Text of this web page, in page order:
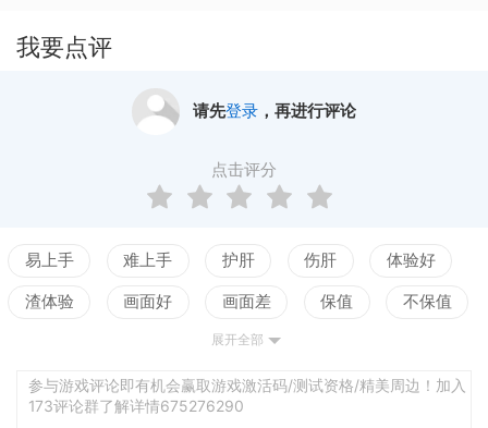
我要点评
请先登录，再进行评论
点击评分
易上手 难上手 护肝 伤肝 体验好
渣体验 画面好 画面差 保值 不保值
测试
引导清晰 引导混乱 平衡佳 平衡差
展开全部
参与游戏评论即有机会赢取游戏激活码/测试资格/精美周边！加入
173评论群了解详情675276290